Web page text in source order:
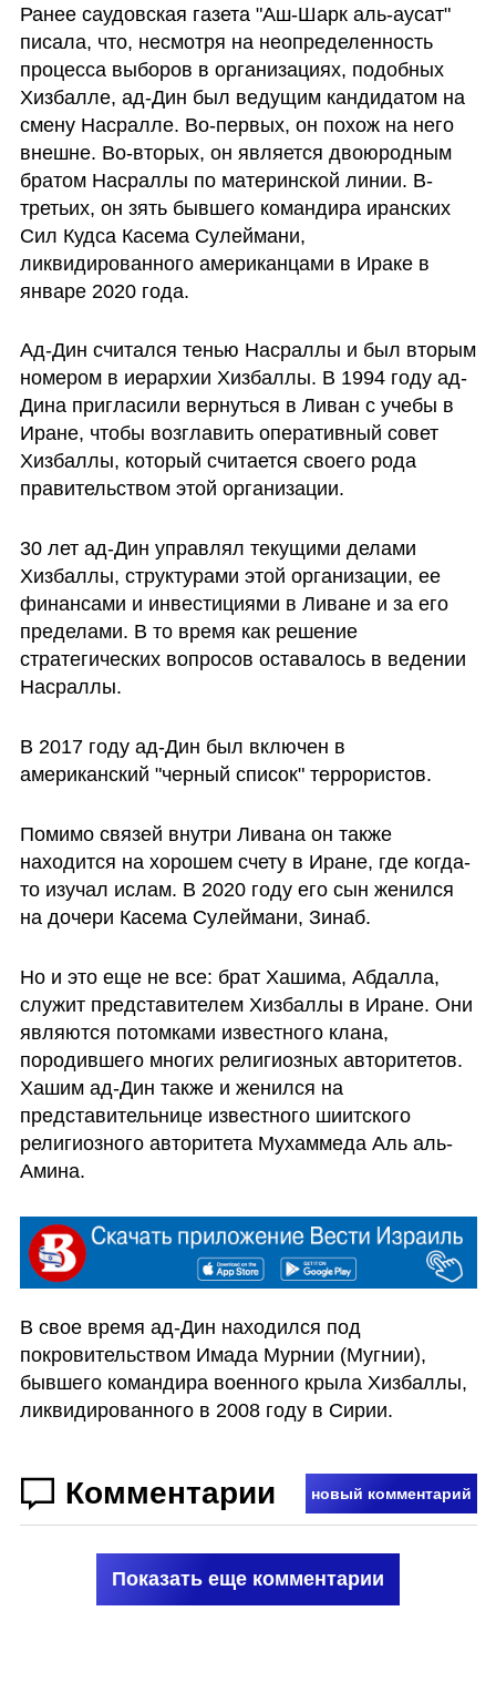
Ранее саудовская газета "Аш-Шарк аль-аусат"
писала, что, несмотря на неопределенность
процесса выборов в организациях, подобных
Хизбалле, ад-Дин был ведущим кандидатом на
смену Насралле. Во-первых, он похож на него
внешне. Во-вторых, он является двоюродным
братом Насраллы по материнской линии. В-
третьих, он зять бывшего командира иранских
Сил Кудса Касема Сулеймани,
ликвидированного американцами в Ираке в
январе 2020 года.
Ад-Дин считался тенью Насраллы и был вторым
номером в иерархии Хизбаллы. В 1994 году ад-
Дина пригласили вернуться в Ливан с учебы в
Иране, чтобы возглавить оперативный совет
Хизбаллы, который считается своего рода
правительством этой организации.
30 лет ад-Дин управлял текущими делами
Хизбаллы, структурами этой организации, ее
финансами и инвестициями в Ливане и за его
пределами. В то время как решение
стратегических вопросов оставалось в ведении
Насраллы.
В 2017 году ад-Дин был включен в
американский "черный список" террористов.
Помимо связей внутри Ливана он также
находится на хорошем счету в Иране, где когда-
то изучал ислам. В 2020 году его сын женился
на дочери Касема Сулеймани, Зинаб.
Но и это еще не все: брат Хашима, Абдалла,
служит представителем Хизбаллы в Иране. Они
являются потомками известного клана,
породившего многих религиозных авторитетов.
Хашим ад-Дин также и женился на
представительнице известного шиитского
религиозного авторитета Мухаммеда Аль аль-
Амина.
В свое время ад-Дин находился под
покровительством Имада Мурнии (Мугнии),
бывшего командира военного крыла Хизбаллы,
ликвидированного в 2008 году в Сирии.
Комментарии новый комментарий
Показать еще комментарии